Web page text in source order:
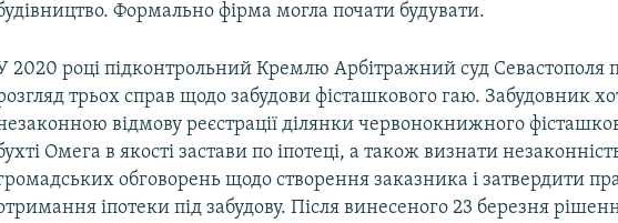
Формально фірма могла почати будувати.
2020 році підконтрольний Кремлю Арбітражний суд Севастополя
трьох справ щодо забудови фісташкового гаю. Забудовник
відмову реєстрації ділянки червонокнижного
Омега в якості застави по іпотеці, а також визнати
обговорень щодо створення заказника і затвердити
іпотеки під забудову. Після винесеного 23 березня